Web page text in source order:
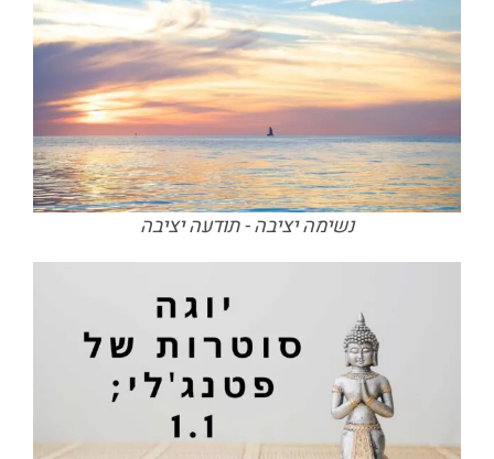
נשימה יציבה - תודעה יציבה